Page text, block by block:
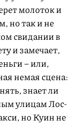
молоток и
но так и не
свидании в
и замечает,
– или,
немая сцена:
знает ли
улицам Лос-
но Куин не